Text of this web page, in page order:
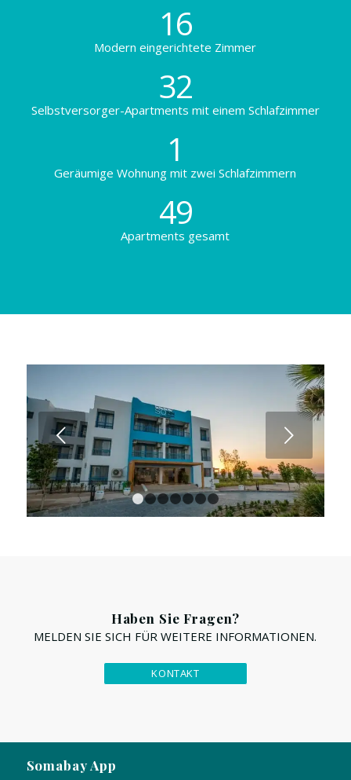
16
Modern eingerichtete Zimmer
32
Selbstversorger-Apartments mit einem Schlafzimmer
1
Geräumige Wohnung mit zwei Schlafzimmern
49
Apartments gesamt
Next
1 2 3 4 5 6 7
Haben Sie Fragen?
MELDEN SIE SICH FÜR WEITERE INFORMATIONEN.
KONTAKT
Somabay App